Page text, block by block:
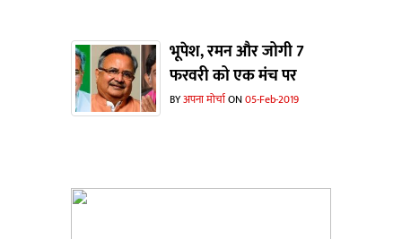
भूपेश, रमन और जोगी 7
फरवरी को एक मंच पर
BYअपना मोर्चाON05-Feb-2019